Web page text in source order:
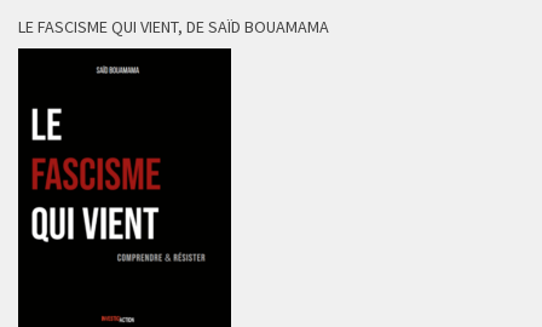
LE FASCISME QUI VIENT, DE SAÏD BOUAMAMA